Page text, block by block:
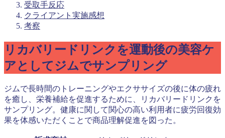
受取手反応
クライアント実施感想
考察
リカバリードリンクを運動後の美容ケ
アとしてジムでサンプリング
ジムで長時間のトレーニングやエクササイズの後に体の疲れ
を癒し、栄養補給を促進するために、リカバリードリンクを
サンプリング。健康に関して関心の高い利用者に疲労回復効
果を体感いただくことで商品理解促進を図った。